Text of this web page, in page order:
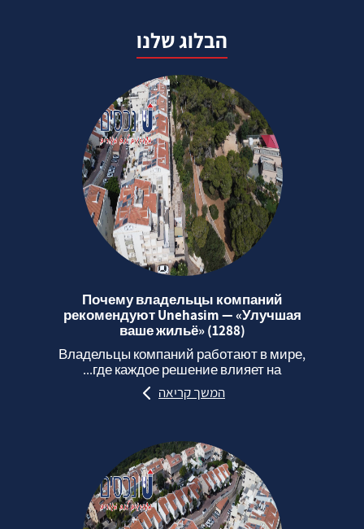
הבלוג שלנו
Почему владельцы компаний
рекомендуют Unehasim — «Улучшая
ваше жильё» (1288)
Владельцы компаний работают в мире,
где каждое решение влияет на...
המשך קריאה